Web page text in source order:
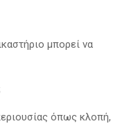
μπορεί να
όπως κλοπή,